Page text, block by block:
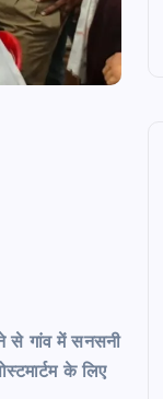
से गांव में सनसनी
के लिए